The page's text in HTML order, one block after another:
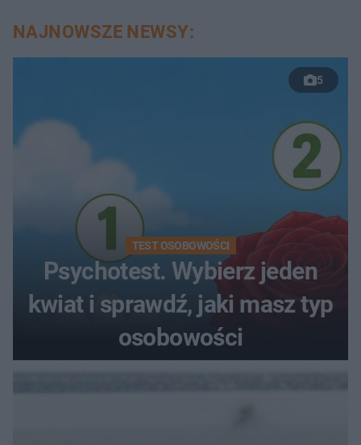
NAJNOWSZE NEWSY:
5
TEST OSOBOWOŚCI
Psychotest. Wybierz jeden
kwiat i sprawdź, jaki masz typ
osobowości